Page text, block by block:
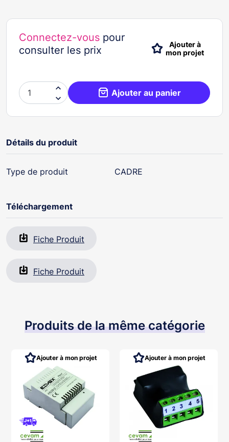
Connectez-vous pour
consulter les prix
Ajouter à
mon projet

 Ajouter au panier
Détails du produit
Type de produit CADRE
Téléchargement
Fiche Produit
Fiche Produit
Produits de la même catégorie
Ajouter à mon projet Ajouter à mon projet